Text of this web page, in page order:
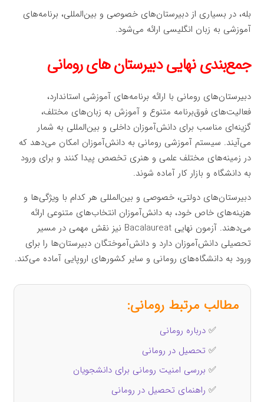
بله، در بسیاری از دبیرستان‌های خصوصی و بین‌المللی، برنامه‌های
آموزشی به زبان انگلیسی ارائه می‌شود.
جمع‌بندی نهایی دبیرستان های رومانی
دبیرستان‌های رومانی با ارائه برنامه‌های آموزشی استاندارد،
فعالیت‌های فوق‌برنامه متنوع و آموزش به زبان‌های مختلف،
گزینه‌ای مناسب برای دانش‌آموزان داخلی و بین‌المللی به شمار
می‌آیند. سیستم آموزشی رومانی به دانش‌آموزان امکان می‌دهد که
در زمینه‌های مختلف علمی و هنری تخصص پیدا کنند و برای ورود
به دانشگاه و بازار کار آماده شوند.
دبیرستان‌های دولتی، خصوصی و بین‌المللی هر کدام با ویژگی‌ها و
هزینه‌های خاص خود، به دانش‌آموزان انتخاب‌های متنوعی ارائه
می‌دهند. آزمون نهایی Bacalaureat نیز نقش مهمی در مسیر
تحصیلی دانش‌آموزان دارد و دانش‌آموختگان دبیرستان‌ها را برای
ورود به دانشگاه‌های رومانی و سایر کشورهای اروپایی آماده می‌کند.
مطالب مرتبط رومانی:
✅ درباره رومانی
✅ تحصیل در رومانی
✅ بررسی امنیت رومانی برای دانشجویان
✅ راهنمای تحصیل در رومانی